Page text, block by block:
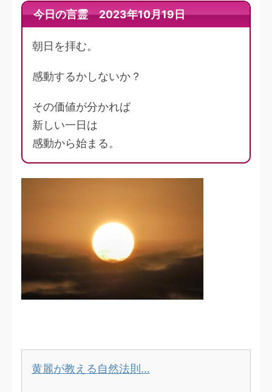
今日の言霊 2023年10月19日
朝日を拝む。
感動するかしないか？
その価値が分かれば
新しい一日は
感動から始まる。
黄麗が教える自然法則…